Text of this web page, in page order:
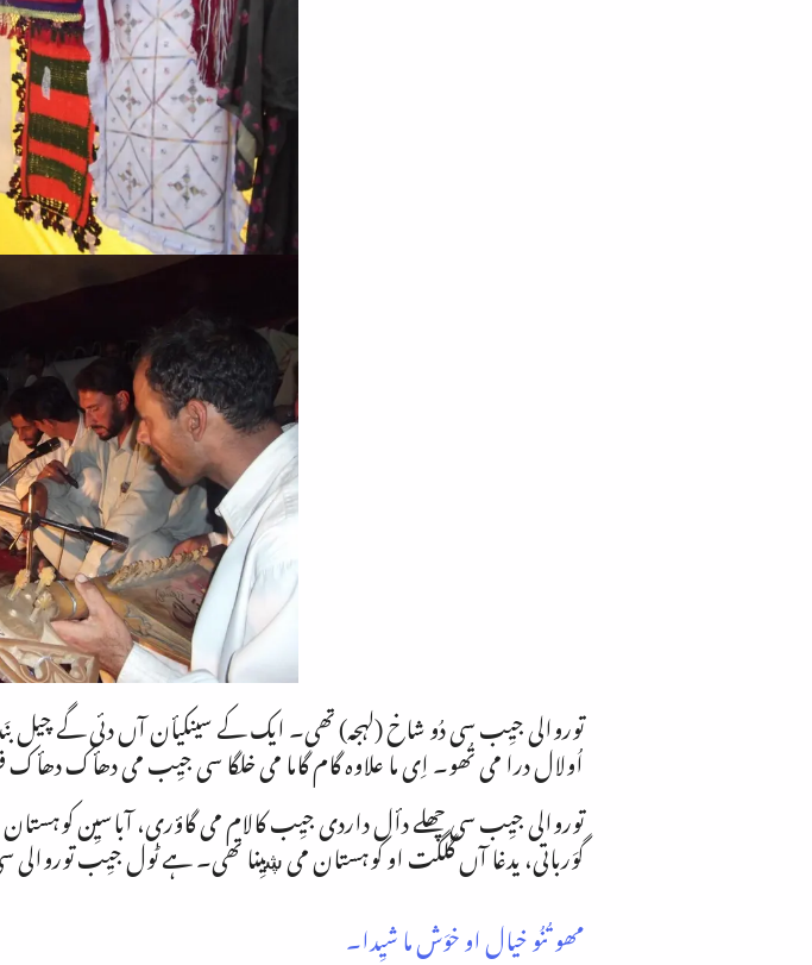
توروالی جیِب سی دُو شاخ (لہجہ) تھی۔ ایک کے سینکیأن آں دئی گے
اُولال درا می تُھو۔ اِی ما علاوہ گام گاما می خلگا سی جیِب می دھأک
توروالی جیِب سی چھلے دأل داردی جیِب کالام می گاؤری، آباسیِن کوہستان می
گوَرباتی، یدغا آں گلگت او کوہستان می ڜیِنا تھی۔ ہے ٹول جیِب توروالی
مھو تُنُو خیال او خوَش ما شیِدا۔